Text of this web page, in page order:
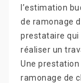
l’estimation
de ramonage
prestataire qui
réaliser un
Une prestation
ramonage de